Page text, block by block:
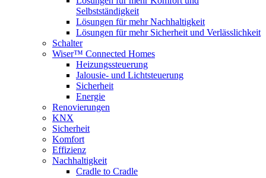
Selbstständigkeit
Lösungen für mehr Nachhaltigkeit
Lösungen für mehr Sicherheit und Verlässlichkeit
Schalter
Wiser™ Connected Homes
Heizungssteuerung
Jalousie- und Lichtsteuerung
Sicherheit
Energie
Renovierungen
KNX
Sicherheit
Komfort
Effizienz
Nachhaltigkeit
Cradle to Cradle